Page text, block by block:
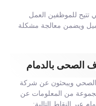
تتيح للموظفين العمل
ويضمن معالجة مشكلة
الصحى بالدمام
ويبحثون عن شركة
من المعلومات عن
النقاط التالية: